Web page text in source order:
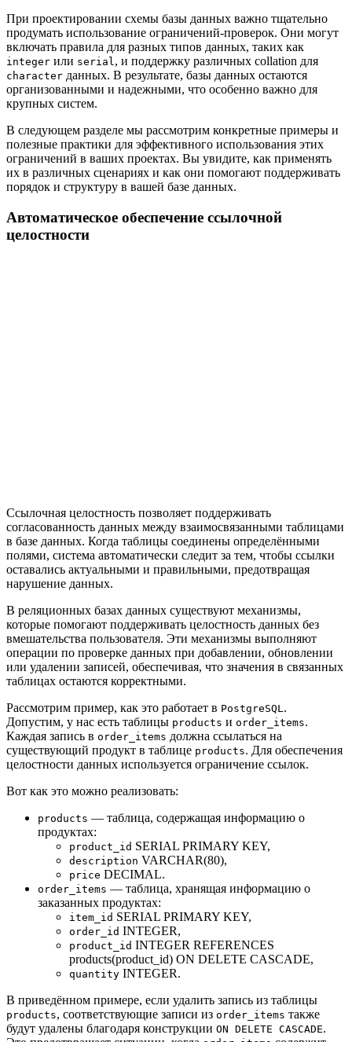
При проектировании схемы базы данных важно тщательно
продумать использование ограничений-проверок. Они могут
включать правила для разных типов данных, таких как
integer или serial, и поддержку различных collation для
character данных. В результате, базы данных остаются
организованными и надежными, что особенно важно для
крупных систем.
В следующем разделе мы рассмотрим конкретные примеры и
полезные практики для эффективного использования этих
ограничений в ваших проектах. Вы увидите, как применять
их в различных сценариях и как они помогают поддерживать
порядок и структуру в вашей базе данных.
Автоматическое обеспечение ссылочной
целостности
Ссылочная целостность позволяет поддерживать
согласованность данных между взаимосвязанными таблицами
в базе данных. Когда таблицы соединены определёнными
полями, система автоматически следит за тем, чтобы ссылки
оставались актуальными и правильными, предотвращая
нарушение данных.
В реляционных базах данных существуют механизмы,
которые помогают поддерживать целостность данных без
вмешательства пользователя. Эти механизмы выполняют
операции по проверке данных при добавлении, обновлении
или удалении записей, обеспечивая, что значения в связанных
таблицах остаются корректными.
Рассмотрим пример, как это работает в PostgreSQL .
Допустим, у нас есть таблицы products и order_items.
Каждая запись в order_items должна ссылаться на
существующий продукт в таблице products. Для обеспечения
целостности данных используется ограничение ссылок.
Вот как это можно реализовать:
products — таблица, содержащая информацию о
продуктах:
product_id SERIAL PRIMARY KEY,
description VARCHAR(80),
price DECIMAL.
order_items — таблица, хранящая информацию о
заказанных продуктах:
item_id SERIAL PRIMARY KEY,
order_id INTEGER,
product_id INTEGER REFERENCES
products(product_id) ON DELETE CASCADE,
quantity INTEGER.
В приведённом примере, если удалить запись из таблицы
products, соответствующие записи из order_items также
будут удалены благодаря конструкции ON DELETE CASCADE.